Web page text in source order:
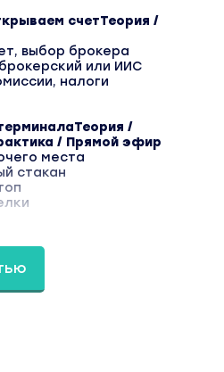
счетТеория /
выбор брокера
или ИИС
налоги
/
/ Прямой эфир
места
стакан
понятиями.